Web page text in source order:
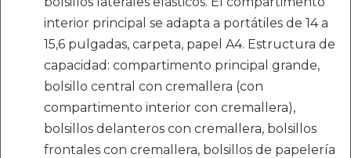
interior principal se adapta a portátiles de 14 a
15,6 pulgadas, carpeta, papel A4. Estructura de
capacidad: compartimento principal grande,
bolsillo central con cremallera (con
compartimento interior con cremallera),
bolsillos delanteros con cremallera, bolsillos
frontales con cremallera, bolsillos de papelería